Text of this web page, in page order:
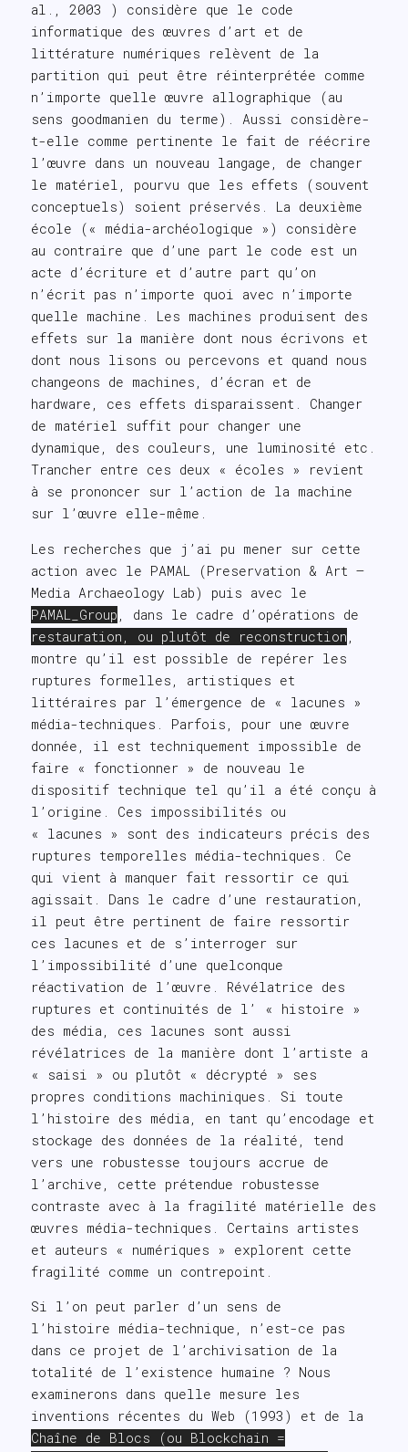
al., 2003 ) considère que le code
informatique des œuvres d’art et de
littérature numériques relèvent de la
partition qui peut être réinterprétée comme
n’importe quelle œuvre allographique (au
sens goodmanien du terme). Aussi considère-
t-elle comme pertinente le fait de réécrire
l’œuvre dans un nouveau langage, de changer
le matériel, pourvu que les effets (souvent
conceptuels) soient préservés. La deuxième
école (« média-archéologique ») considère
au contraire que d’une part le code est un
acte d’écriture et d’autre part qu’on
n’écrit pas n’importe quoi avec n’importe
quelle machine. Les machines produisent des
effets sur la manière dont nous écrivons et
dont nous lisons ou percevons et quand nous
changeons de machines, d’écran et de
hardware, ces effets disparaissent. Changer
de matériel suffit pour changer une
dynamique, des couleurs, une luminosité etc.
Trancher entre ces deux « écoles » revient
à se prononcer sur l’action de la machine
sur l’œuvre elle-même.
Les recherches que j’ai pu mener sur cette
action avec le PAMAL (Preservation & Art –
Media Archaeology Lab) puis avec le
PAMAL_Group , dans le cadre d’opérations de
restauration, ou plutôt de reconstruction
montre qu’il est possible de repérer les
ruptures formelles, artistiques et
littéraires par l’émergence de « lacunes »
média-techniques. Parfois, pour une œuvre
donnée, il est techniquement impossible de
faire « fonctionner » de nouveau le
dispositif technique tel qu’il a été conçu à
l’origine. Ces impossibilités ou
« lacunes » sont des indicateurs précis des
ruptures temporelles média-techniques. Ce
qui vient à manquer fait ressortir ce qui
agissait. Dans le cadre d’une restauration,
il peut être pertinent de faire ressortir
ces lacunes et de s’interroger sur
l’impossibilité d’une quelconque
réactivation de l’œuvre. Révélatrice des
ruptures et continuités de l’ « histoire »
des média, ces lacunes sont aussi
révélatrices de la manière dont l’artiste a
« saisi » ou plutôt « décrypté » ses
propres conditions machiniques. Si toute
l’histoire des média, en tant qu’encodage et
stockage des données de la réalité, tend
vers une robustesse toujours accrue de
l’archive, cette prétendue robustesse
contraste avec à la fragilité matérielle des
œuvres média-techniques. Certains artistes
et auteurs « numériques » explorent cette
fragilité comme un contrepoint.
Si l’on peut parler d’un sens de
l’histoire média-technique, n’est-ce pas
dans ce projet de l’archivisation de la
totalité de l’existence humaine ? Nous
examinerons dans quelle mesure les
inventions récentes du Web (1993) et de la
Chaîne de Blocs (ou Blockchain =